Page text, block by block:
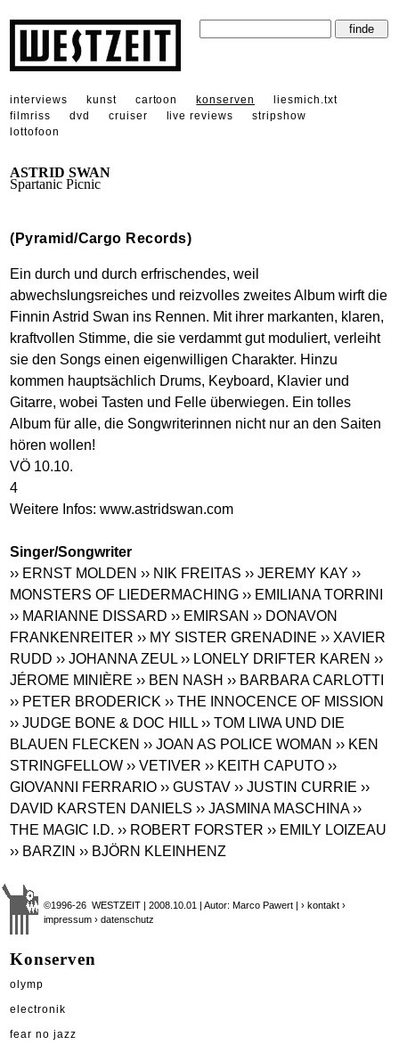
interviews kunst cartoon konserven
liesmich.txt
filmriss
dvd cruiser live reviews
stripshow
lottofoon
ASTRID SWAN
Spartanic Picnic
(Pyramid/Cargo Records)
Ein durch und durch erfrischendes, weil
abwechslungsreiches und reizvolles zweites Album wirft die
Finnin Astrid Swan ins Rennen. Mit ihrer markanten, klaren,
kraftvollen Stimme, die sie verdammt gut moduliert, verleiht
sie den Songs einen eigenwilligen Charakter. Hinzu
kommen hauptsächlich Drums, Keyboard, Klavier und
Gitarre, wobei Tasten und Felle überwiegen. Ein tolles
Album für alle, die Songwriterinnen nicht nur an den Saiten
hören wollen!
VÖ 10.10.
4
Weitere Infos:www.astridswan.com
Singer/Songwriter
›› ERNST MOLDEN ›› NIK FREITAS ›› JEREMY KAY ››
MONSTERS OF LIEDERMACHING ›› EMILIANA TORRINI
›› MARIANNE DISSARD ›› EMIRSAN ›› DONAVON
FRANKENREITER ›› MY SISTER GRENADINE ›› XAVIER
RUDD ›› JOHANNA ZEUL ›› LONELY DRIFTER KAREN ››
JÉROME MINIÈRE ›› BEN NASH ›› BARBARA CARLOTTI
›› PETER BRODERICK ›› THE INNOCENCE OF MISSION
›› JUDGE BONE & DOC HILL ›› TOM LIWA UND DIE
BLAUEN FLECKEN ›› JOAN AS POLICE WOMAN ›› KEN
STRINGFELLOW ›› VETIVER ›› KEITH CAPUTO ››
GIOVANNI FERRARIO ›› GUSTAV ›› JUSTIN CURRIE ››
DAVID KARSTEN DANIELS ›› JASMINA MASCHINA ››
THE MAGIC I.D. ›› ROBERT FORSTER ›› EMILY LOIZEAU
›› BARZIN ›› BJÖRN KLEINHENZ
©1996-26 WESTZEIT | 2008.10.01 | Autor: Marco Pawert |› kontakt ›
impressum › datenschutz
Konserven
olymp
electronik
fear no jazz